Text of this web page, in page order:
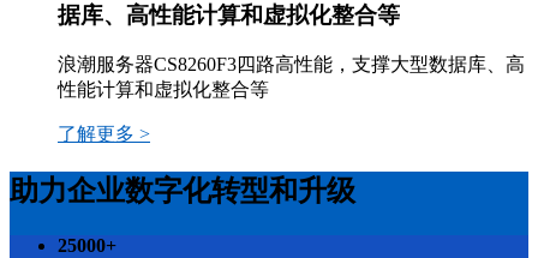
据库、高性能计算和虚拟化整合等
浪潮服务器CS8260F3四路高性能，支撑大型数据库、高
性能计算和虚拟化整合等
了解更多 >
助力企业数字化转型和升级
25000+